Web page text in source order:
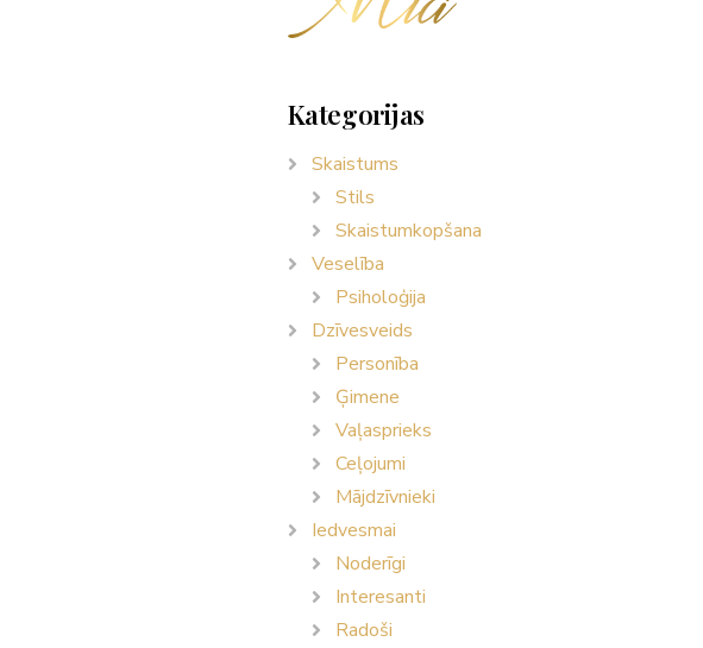
Kategorijas
Skaistums
Stils
Skaistumkopšana
Veselība
Psiholoģija
Dzīvesveids
Personība
Ģimene
Vaļasprieks
Ceļojumi
Mājdzīvnieki
Iedvesmai
Noderīgi
Interesanti
Radoši